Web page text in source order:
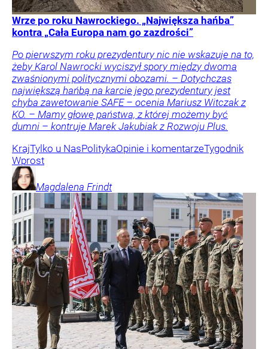
Wrze po roku Nawrockiego. „Największa hańba”
kontra „Cała Europa nam go zazdrości”
Po pierwszym roku prezydentury nic nie wskazuje na to,
żeby Karol Nawrocki wyciszył spory między dwoma
zwaśnionymi politycznymi obozami. – Dotychczas
największą hańbą na karcie jego prezydentury jest
chyba zawetowanie SAFE – ocenia Mariusz Witczak z
KO. – Mamy głowę państwa, z której możemy być
dumni – kontruje Marek Jakubiak z Rozwoju Plus.
KrajTylko u NasPolitykaOpinie i komentarzeTygodnik
Wprost
Magdalena Frindt